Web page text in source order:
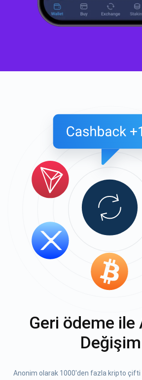
Geri ödeme ile
Değişim
Anonim olarak 1000'den fazla kripto çifti